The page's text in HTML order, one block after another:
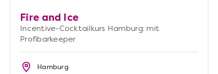
Fire and Ice
Incentive-Cocktailkurs Hamburg: mit
Profibarkeeper
Hamburg